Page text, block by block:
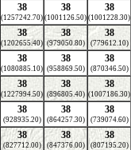
38
(1257242.70)
38
(1001126.50)
38
(1001228.30)
38
(1202655.40)
38
(979050.80)
38
(779612.10)
38
(1080885.10)
38
(958869.50)
38
(870346.50)
38
(1227994.50)
38
(896805.40)
38
(1007186.30)
38
(928935.20)
38
(864257.30)
38
(739074.60)
38
(827712.00)
38
(847376.00)
38
(807195.20)